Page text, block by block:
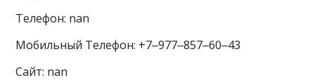
Телефон: nan
Мобильный Телефон: +7‒977‒857‒60‒43
Сайт: nan